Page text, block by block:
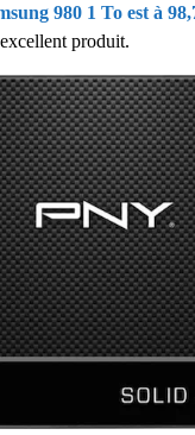
980 1 To est à
produit.